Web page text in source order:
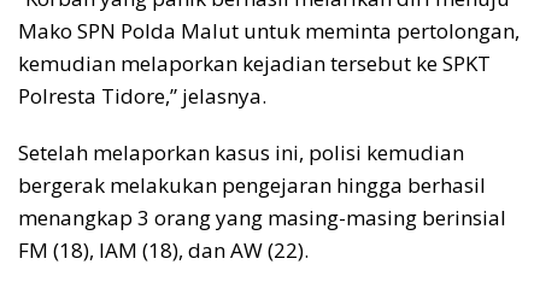
Mako SPN Polda Malut untuk meminta pertolongan,
kemudian melaporkan kejadian tersebut ke SPKT
Polresta Tidore,” jelasnya.
Setelah melaporkan kasus ini, polisi kemudian
bergerak melakukan pengejaran hingga berhasil
menangkap 3 orang yang masing-masing berinsial
FM (18), IAM (18), dan AW (22).